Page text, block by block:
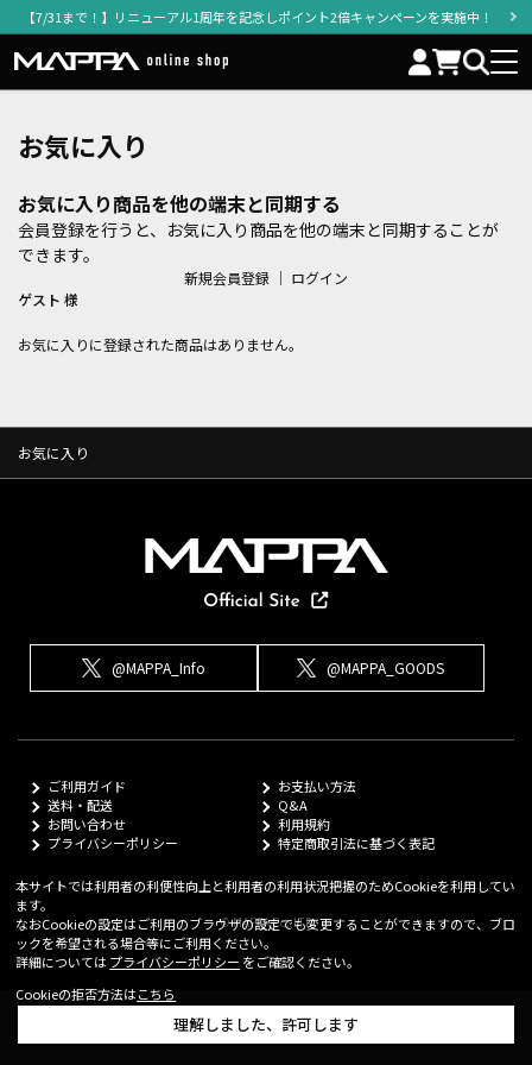
【7/31まで！】リニューアル1周年を記念しポイント2倍キャンペーンを実施中！
お気に入り
お気に入り商品を他の端末と同期する
会員登録を行うと、お気に入り商品を他の端末と同期することが
できます。
新規会員登録 ｜ ログイン
ゲスト 様
お気に入りに登録された商品はありません。
お気に入り
@MAPPA_Info @MAPPA_GOODS
ご利用ガイド
お支払い方法
送料・配送
Q&A
お問い合わせ
利用規約
プライバシーポリシー
特定商取引法に基づく表記
© MAPPA Co.,LTD
本サイトでは利用者の利便性向上と利用者の利用状況把握のためCookieを利用してい
ます。
なおCookieの設定はご利用のブラウザの設定でも変更することができますので、ブロ
ックを希望される場合等にご利用ください。
詳細については プライバシーポリシー をご確認ください。
Cookieの拒否方法はこちら
理解しました、許可します